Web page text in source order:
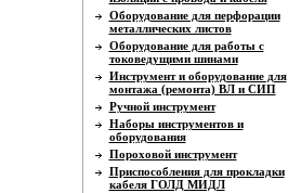
Оборудование для перфорации
металлических листов
Оборудование для работы с
токоведущими шинами
Инструмент и оборудование для
монтажа (ремонта) ВЛ и СИП
Ручной инструмент
Наборы инструментов и
оборудования
Пороховой инструмент
Приспособления для прокладки
кабеля ГОЛД МИДЛ